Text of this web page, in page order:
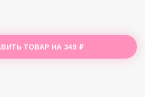
ТОВАР НА349 ₽